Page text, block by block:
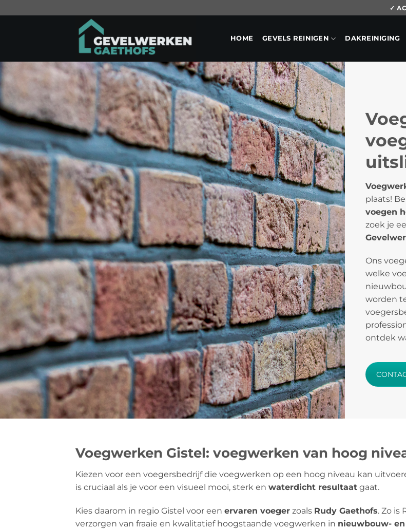
✓
HOME GEVELS REINIGEN DAKREINIGING
plaats!
voegen
zoek je
Ons
welke
worden
ontdek
Voegwerken Gistel: voegwerken van hoog
Kiezen voor een voegersbedrijf die voegwerken op een hoog niveau kan
is cruciaal als je voor een visueel mooi, sterk en waterdicht resultaat gaat.
Kies daarom in regio Gistel voor een ervaren voeger zoals Rudy Gaethofs. Zo is
verzorgen van fraaie en kwalitatief hoogstaande voegwerken in nieuwbouw-